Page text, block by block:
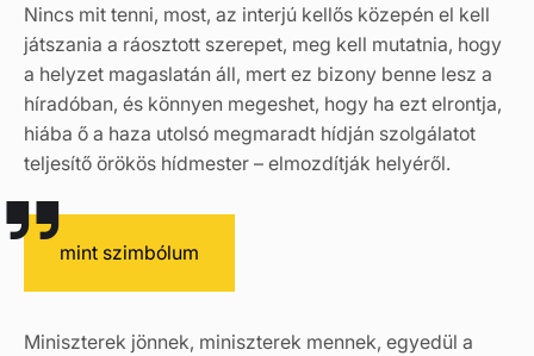
Nincs mit tenni, most, az interjú kellős közepén el kell
játszania a ráosztott szerepet, meg kell mutatnia, hogy
a helyzet magaslatán áll, mert ez bizony benne lesz a
híradóban, és könnyen megeshet, hogy ha ezt elrontja,
hiába ő a haza utolsó megmaradt hídján szolgálatot
teljesítő örökös hídmester – elmozdítják helyéről.
mint szimbólum
Miniszterek jönnek, miniszterek mennek, egyedül a